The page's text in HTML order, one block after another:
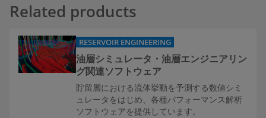
Related products
RESERVOIR ENGINEERING
油層シミュレータ・油層エンジニアリン
グ関連ソフトウェア
貯留層における流体挙動を予測する数値シミ
ュレータをはじめ、各種パフォーマンス解析
ソフトウェアを提供しています。